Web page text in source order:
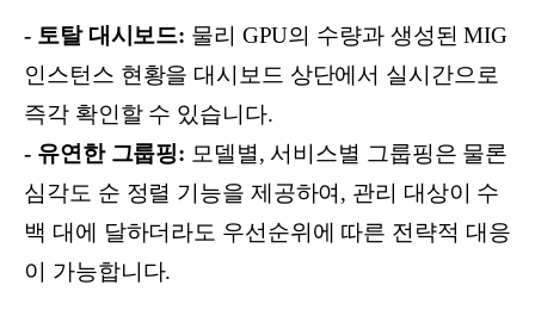
- 토탈 대시보드: 물리 GPU의 수량과 생성된 MIG
인스턴스 현황을 대시보드 상단에서 실시간으로
즉각 확인할 수 있습니다.
- 유연한 그룹핑: 모델별, 서비스별 그룹핑은 물론
심각도 순 정렬 기능을 제공하여, 관리 대상이 수
백 대에 달하더라도 우선순위에 따른 전략적 대응
이 가능합니다.